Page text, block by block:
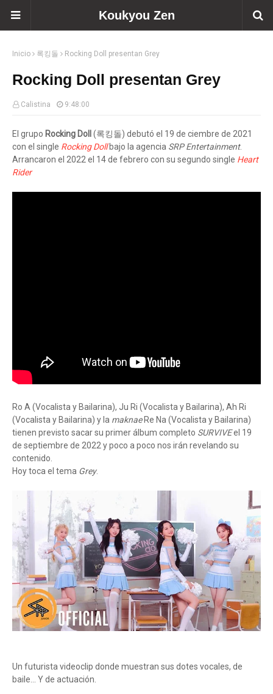
Koukyou Zen
Inicio 록킹돌 Rocking Doll presentan Grey
Rocking Doll presentan Grey
Calistina 9:48:00
El grupo Rocking Doll (록킹돌) debutó el 19 de ciembre de 2021
con el single Rocking Dollbajo la agencia SRP Entertainment.
Arrancaron el 2022 el 14 de febrero con su segundo single Heart
Rider
Ro A (Vocalista y Bailarina), Ju Ri (Vocalista y Bailarina), Ah Ri
(Vocalista y Bailarina) y la maknaeRe Na (Vocalista y Bailarina)
tienen previsto sacar su primer álbum completo SURVIVEel 19
de septiembre de 2022 y poco a poco nos irán revelando su
contenido.
Hoy toca el tema Grey.
Un futurista videoclip donde muestran sus dotes vocales, de
baile... Y de actuación.